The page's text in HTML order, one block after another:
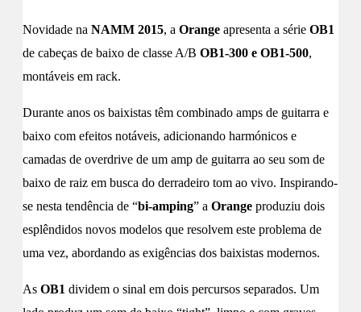
Novidade na NAMM 2015, a Orange apresenta a série OB1
de cabeças de baixo de classe A/B OB1-300 e OB1-500,
montáveis em rack.
Durante anos os baixistas têm combinado amps de guitarra e
baixo com efeitos notáveis, adicionando harmónicos e
camadas de overdrive de um amp de guitarra ao seu som de
baixo de raiz em busca do derradeiro tom ao vivo. Inspirando-
se nesta tendência de “bi-amping” a Orange produziu dois
esplêndidos novos modelos que resolvem este problema de
uma vez, abordando as exigências dos baixistas modernos.
As OB1 dividem o sinal em dois percursos separados. Um